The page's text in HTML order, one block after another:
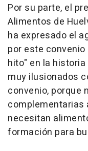
Por su parte, el
Alimentos de
ha expresado el
por este
hito" en la
muy ilusionados
convenio, porque
complementarias
necesitan
formación para